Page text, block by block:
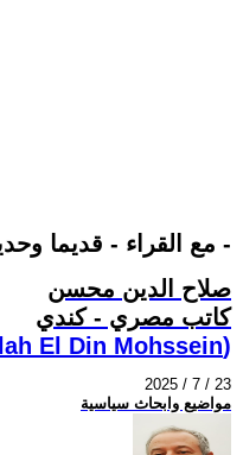
مع القراء - قديما وحديثا -
صلاح الدين محسن
كاتب مصري - كندي
(Salah El Din Mohssein‏)
2025 / 7 / 23
مواضيع وابحاث سياسية